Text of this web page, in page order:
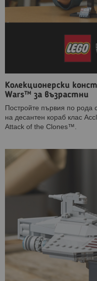
Колекционерски
Wars™ за възрастни
Постройте първия по рода
на десантен кораб клас
Attack of the Clones™.